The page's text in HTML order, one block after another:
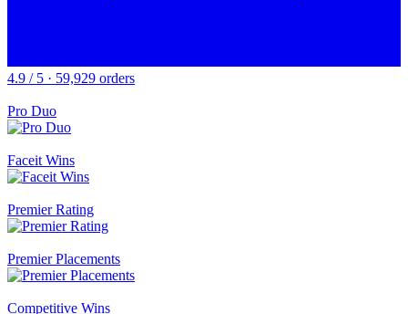
4.9 / 5 · 59,929 orders
Pro Duo
Faceit Wins
Premier Rating
Premier Placements
Competitive Wins